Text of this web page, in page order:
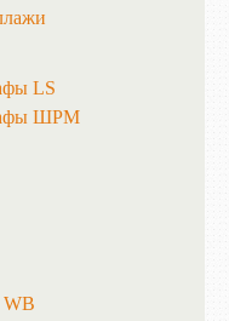
LS
ШРМ
WB